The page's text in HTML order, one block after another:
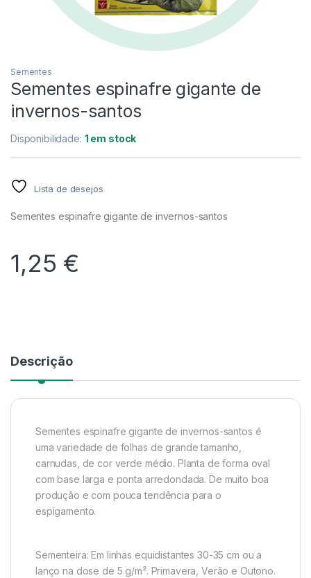
Sementes
Sementes espinafre gigante de
invernos-santos
Disponibilidade: 1 em stock
Lista de desejos
Sementes espinafre gigante de invernos-santos
1,25 €
Descrição
Sementes espinafre gigante de invernos-santos é
uma variedade de folhas de grande tamanho,
carnudas, de cor verde médio. Planta de forma oval
com base larga e ponta arredondada. De muito boa
produção e com pouca tendência para o
espigamento.
Sementeira: Em linhas equidistantes 30-35 cm ou a
lanço na dose de 5 g/m². Primavera, Verão e Outono.